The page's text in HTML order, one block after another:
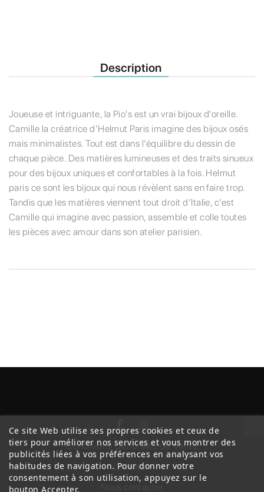
Description
Joueuse et intriguante, la Pio's est un vrai bijoux d'oreille.
Camille la créatrice d’Helmut Paris imagine des bijoux osés
mais minimalistes. Tout est dans l’équilibre du dessin de
chaque pièce. Des matières lumineuses et des traits sinueux
pour des bijoux uniques et confortables à la fois. Helmut
paris ce sont les bijoux qui nous révèlent sans en faire trop.
Tandis que les matières viennent tout droit d’Italie, c’est
Camille qui imagine avec passion, assemble et colle toutes
les pièces avec amour dans son atelier parisien.
Conditions Générales de Vente
Livraison
Ce site Web utilise ses propres cookies et ceux de
tiers pour améliorer nos services et vous montrer des
publicités liées à vos préférences en analysant vos
habitudes de navigation. Pour donner votre
consentement à son utilisation, appuyez sur le
bouton Accepter.